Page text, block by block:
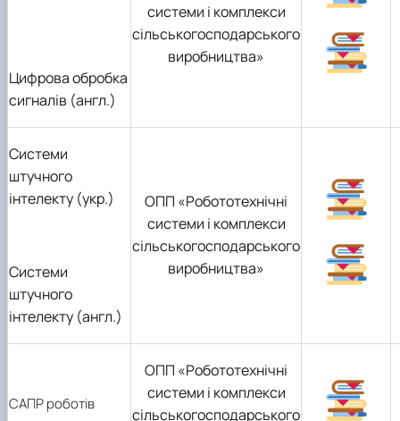
Цифрова обробка
сигналів (англ.)
системи і комплекси
сільськогосподарського
виробництва»
Системи
штучного
інтелекту (укр.)
Системи
штучного
інтелекту (англ.)
ОПП «Робототехнічні
системи і комплекси
сільськогосподарського
виробництва»
САПР роботів
ОПП «Робототехнічні
системи і комплекси
сільськогосподарського